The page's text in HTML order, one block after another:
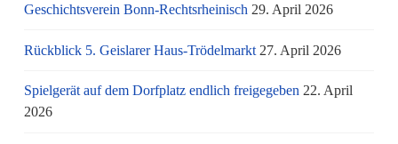
Geschichtsverein Bonn-Rechtsrheinisch 29. April 2026
Rückblick 5. Geislarer Haus-Trödelmarkt 27. April 2026
Spielgerät auf dem Dorfplatz endlich freigegeben 22. April
2026